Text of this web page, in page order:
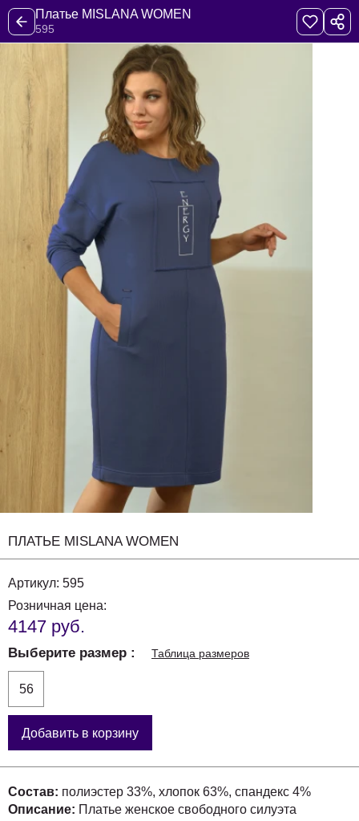
Платье MISLANA WOMEN
595
ПЛАТЬЕ MISLANA WOMEN
Артикул: 595
Розничная цена:
4147 руб.
Выберите размер Таблица размеров
56
Добавить в корзину
Состав: полиэстер 33%, хлопок 63%, спандекс 4%
Описание: Платье женское свободного силуэта